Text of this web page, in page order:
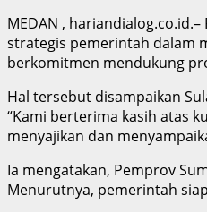
MEDAN ,
strategis pemerintah dalam
berkomitmen mendukung
Hal tersebut disampaikan
“Kami berterima kasih atas
menyajikan dan
Ia mengatakan, Pemprov
Menurutnya, pemerintah